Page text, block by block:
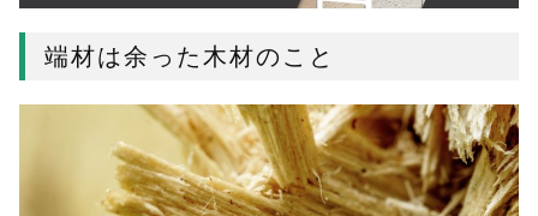
端材は余った木材のこと